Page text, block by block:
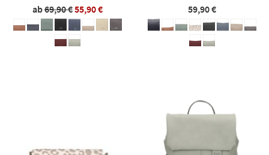
ab69,90 €55,90 €
59,90 €